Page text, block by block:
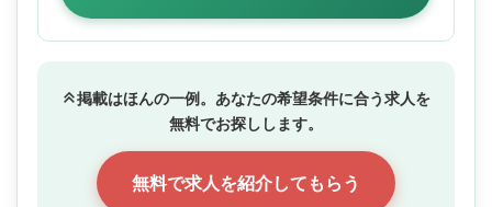
掲載はほんの一例。あなたの希望条件に合う求人を
無料でお探しします。
無料で求人を紹介してもらう